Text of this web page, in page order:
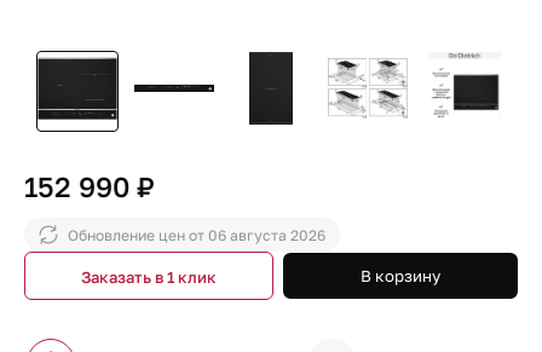
152 990 ₽
Обновление цен от 06 августа 2026
В корзину
Заказать в 1 клик